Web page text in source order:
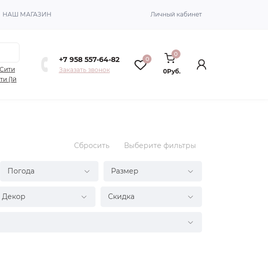
НАШ МАГАЗИН Личный кабинет
(1й
+7 958 557-64-82
Заказать звонок
0
0
0Руб.
Сбросить Выберите фильтры
Погода Размер
Декор Скидка